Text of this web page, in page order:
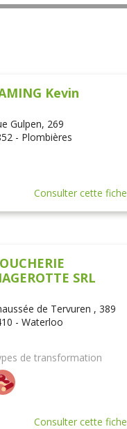
Kevin
Gulpen, 269
- Plombières
Consulter cette fiche
SRL
de Tervuren , 389
- Waterloo
de transformation
Consulter cette fiche